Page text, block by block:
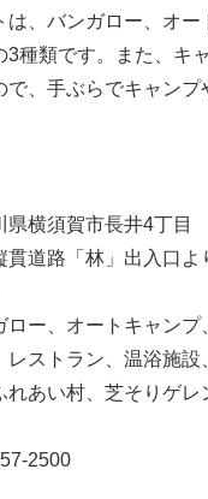
は、バンガロー、オー
3種類です。また、キ
で、手ぶらでキャンプ
須賀市長井4丁目
道路「林」出入口よ
ー、オートキャンプ
ストラン、温浴施設
あい村、芝そりゲレ
2500